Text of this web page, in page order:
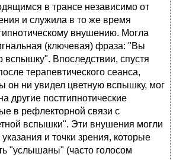
в трансе независимо от
и служила в то же время
внушению. Могла
(ключевая) фраза: "Вы
вспышку". Впоследствии, спустя
терапевтического сеанса,
он ни увидел цветную вспышку, мог
другие постгипнотические
в рефлекторной связи с
вспышки". Эти внушения могли
и точки зрения, которые
"услышаны" (часто голосом